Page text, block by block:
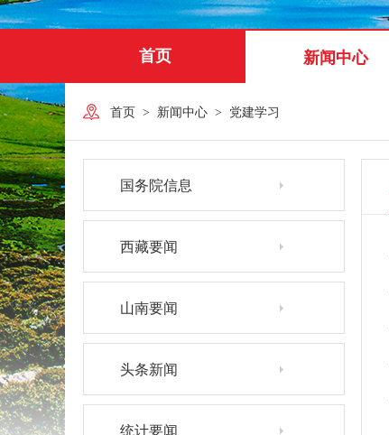
首页 新闻中心
首页 > 新闻中心 > 党建学习
国务院信息
西藏要闻
山南要闻
头条新闻
统计要闻